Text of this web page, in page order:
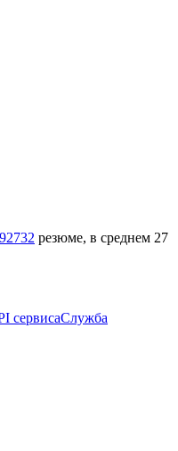
резюме, в среднем 27
сервисаСлужба